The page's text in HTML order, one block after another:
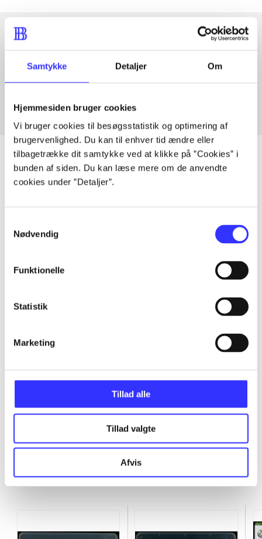
Samtykke Detaljer Om
Hjemmesiden bruger cookies
Vi bruger cookies til besøgsstatistik og optimering af
brugervenlighed. Du kan til enhver tid ændre eller
tilbagetrække dit samtykke ved at klikke på ”Cookies” i
bunden af siden. Du kan læse mere om de anvendte
cookies under ”Detaljer”.
Nødvendig
Funktionelle
Statistik
Marketing
Tillad alle
Tillad valgte
Afvis
Artikler med samme emner
Minder om